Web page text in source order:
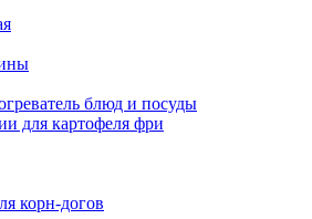
блюд и посуды
для картофеля фри
корн-догов